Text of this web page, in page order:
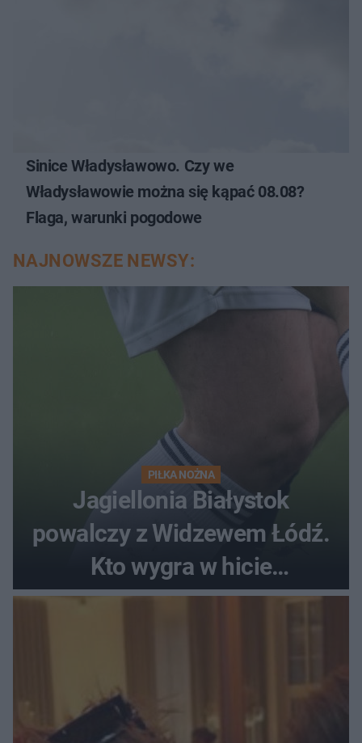
Sinice Władysławowo. Czy we
Władysławowie można się kąpać 08.08?
Flaga, warunki pogodowe
NAJNOWSZE NEWSY:
PIŁKA NOŻNA
Jagiellonia Białystok
powalczy z Widzewem Łódź.
Kto wygra w hicie
Ekstraklasy?